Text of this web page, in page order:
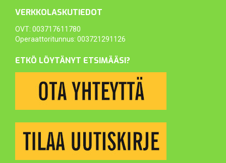
VERKKOLASKUTIEDOT
OVT: 003717611780
Operaattoritunnus: 003721291126
ETKÖ LÖYTÄNYT ETSIMÄÄSI?